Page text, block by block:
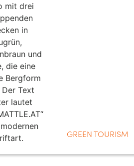
GREEN TOURISM